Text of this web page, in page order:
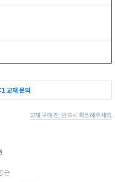
교재 문의
교재 구매 전, 반드시 확인해주세요
균